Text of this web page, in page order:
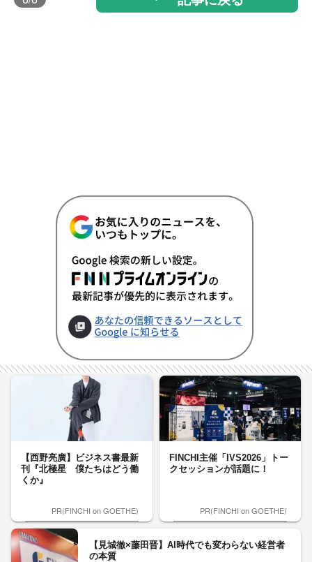
【西野亮廣】ビジネス書最新
刊『北極星 僕たちはどう働
くか』
PR(FINCHI on GOETHE)
FINCHI主催「IVS2026」トー
クセッションが話題に！
PR(FINCHI on GOETHE)
【見城徹×藤田晋】AI時代でも変わらない経営者
の本質